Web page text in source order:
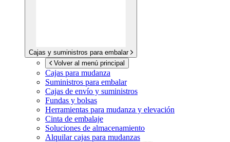
Cajas y suministros para embalar
Volver al menú principal
Cajas para mudanza
Suministros para embalar
Cajas de envío y suministros
Fundas y bolsas
Herramientas para mudanza y elevación
Cinta de embalaje
Soluciones de almacenamiento
Alquilar cajas para mudanzas